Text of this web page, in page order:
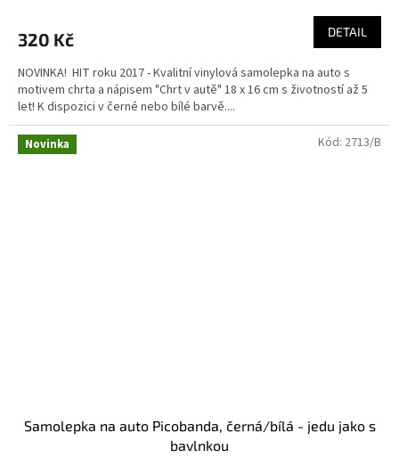
je
z
5
hvězdiček.
320 Kč DETAIL
NOVINKA! HIT roku 2017 - Kvalitní vinylová samolepka na auto s
motivem chrta a nápisem "Chrt v autě" 18 x 16 cm s životností až 5
let! K dispozici v černé nebo bílé barvě....
Novinka
Samolepka na auto Picobanda, černá/bílá - jedu jako s
bavlnkou
Kód: 2713/B